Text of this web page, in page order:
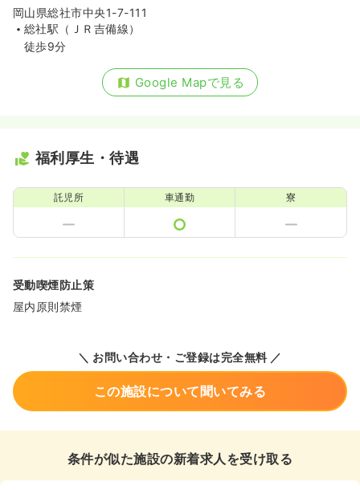
岡山県総社市中央1-7-111
総社駅（ＪＲ吉備線）
徒歩9分
Google Mapで見る
福利厚生・待遇
託児所 車通勤 寮
受動喫煙防止策
屋内原則禁煙
＼ お問い合わせ・ご登録は完全無料 ／
この施設について聞いてみる
条件が似た施設の新着求人を受け取る